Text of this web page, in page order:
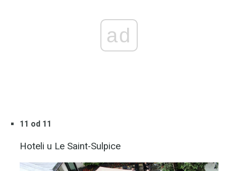
ad
11 od 11
Hoteli u Le Saint-Sulpice